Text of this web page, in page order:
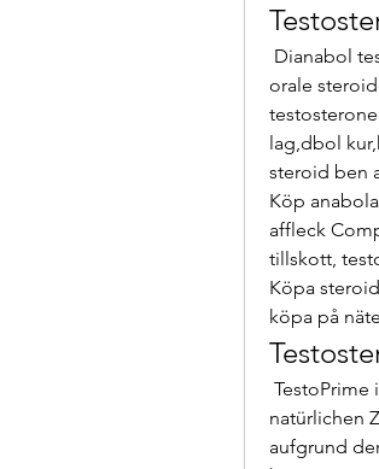
orale
lag,dbol
steroid ben
Köp
affleck
tillskott,
Köpa
köpa på
natürlichen
aufgrund